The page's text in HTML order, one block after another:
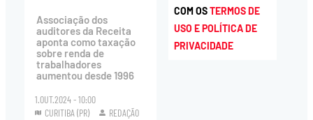
Associação dos
auditores da Receita
aponta como taxação
sobre renda de
trabalhadores
aumentou desde 1996
1.OUT.2024 - 10:00
CURITIBA (PR)
REDAÇÃO
COM OSTERMOS DE
USO E POLÍTICA DE
PRIVACIDADE